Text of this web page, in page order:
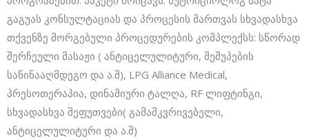
გაგუას კონსულტაციას და პროცესის მართვას სხვადასხვა
თქვენზე მორგებული პროცედურების კომპლექსს: სწორად
შერჩეული მასაჟი ( ანტიცელულიტური, შეშუპების
საწინააღმდეგო და ა.შ), LPG Alliance Medical,
პრესოთერაპია, დინამიური ტალღა, RF ლიფტინგი,
სხვადასხვა შეფუთვები( გამამკვრივებელი,
ანტიცელულიტური და ა.შ)